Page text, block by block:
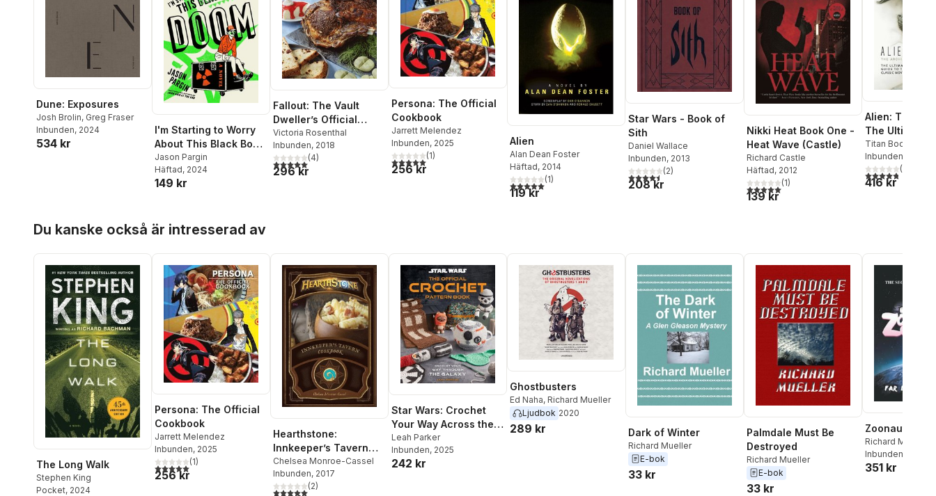
Dune: Exposures
Josh Brolin, Greg Fraser
Inbunden, 2024
534 kr
I'm Starting to Worry
About This Black Box
of Doom
Jason Pargin
Häftad, 2024
149 kr
Fallout: The Vault
Dweller’s Official
Cookbook
Victoria Rosenthal
Inbunden, 2018
5,0utav 5 stjärnor. Totalt antal röster:
(4)
296 kr
Persona: The Official
Cookbook
Jarrett Melendez
Inbunden, 2025
5,0utav 5 stjärnor. Totalt antal röster:
(1)
256 kr
Alien
Alan Dean Foster
Häftad, 2014
5,0utav 5 stjärnor. Totalt antal röster:
(1)
119 kr
Star Wars - Book of
Sith
Daniel Wallace
Inbunden, 2013
4,5utav 5 stjärnor. Totalt antal röster:
(2)
208 kr
Nikki Heat Book One -
Heat Wave (Castle)
Richard Castle
Häftad, 2012
5,0utav 5 stjärnor. Totalt antal röster:
(1)
139 kr
Alien: The
The Ultimate
the Classic
Titan Books
Inbunden
4,8utav 5(
416 kr
Du kanske också är intresserad av
The Long Walk
Stephen King
Pocket, 2024
Persona: The Official
Cookbook
Jarrett Melendez
Inbunden, 2025
5,0utav 5 stjärnor. Totalt antal röster:
(1)
256 kr
Hearthstone:
Innkeeper’s Tavern
Cookbook
Chelsea Monroe-Cassel
Inbunden, 2017
5,0utav 5 stjärnor. Totalt antal röster:
(2)
Star Wars: Crochet
Your Way Across the
Galaxy
Leah Parker
Inbunden, 2025
242 kr
Ghostbusters
Ed Naha, Richard Mueller
Ljudbok 2020
289 kr Dark of Winter
Richard Mueller
E-bok
33 kr
Palmdale Must Be
Destroyed
Richard Mueller
E-bok
33 kr
Zoonauts
Richard Mueller
Inbunden
351 kr